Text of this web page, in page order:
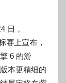
日，
赛上宣布，
6 的游
本更精细的